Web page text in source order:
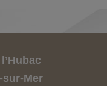
sur-Mer